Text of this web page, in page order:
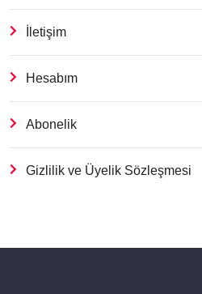
İletişim
Hesabım
Abonelik
Gizlilik ve Üyelik Sözleşmesi